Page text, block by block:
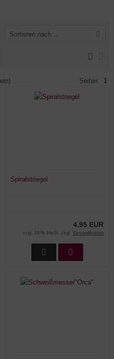
Sortieren nach ...
Seiten: 1
Spiralstriegel
4,95 EUR
zzgl. 19 % MwSt. zzgl. Versandkosten